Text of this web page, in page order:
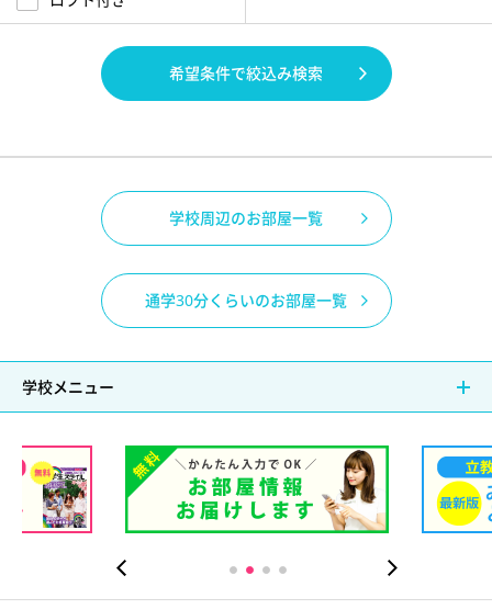
希望条件で絞込み検索
学校周辺のお部屋一覧
通学30分くらいのお部屋一覧
学校メニュー